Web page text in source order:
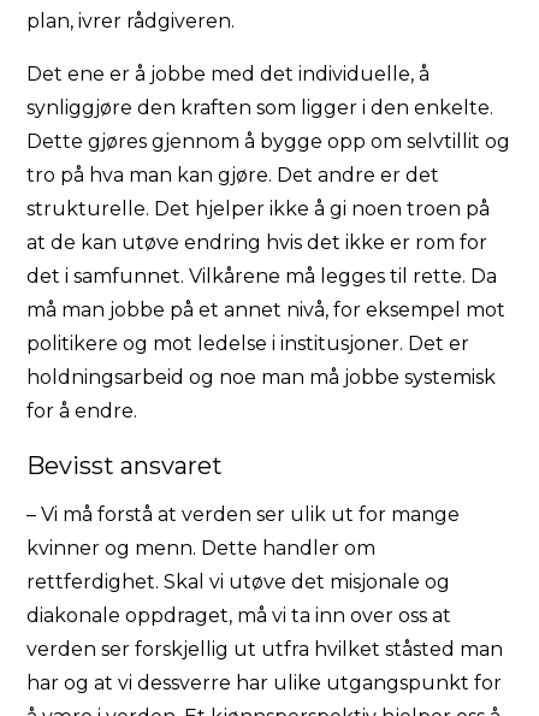
plan, ivrer rådgiveren.
Det ene er å jobbe med det individuelle, å
synliggjøre den kraften som ligger i den enkelte.
Dette gjøres gjennom å bygge opp om selvtillit og
tro på hva man kan gjøre. Det andre er det
strukturelle. Det hjelper ikke å gi noen troen på
at de kan utøve endring hvis det ikke er rom for
det i samfunnet. Vilkårene må legges til rette. Da
må man jobbe på et annet nivå, for eksempel mot
politikere og mot ledelse i institusjoner. Det er
holdningsarbeid og noe man må jobbe systemisk
for å endre.
Bevisst ansvaret
– Vi må forstå at verden ser ulik ut for mange
kvinner og menn. Dette handler om
rettferdighet. Skal vi utøve det misjonale og
diakonale oppdraget, må vi ta inn over oss at
verden ser forskjellig ut utfra hvilket ståsted man
har og at vi dessverre har ulike utgangspunkt for